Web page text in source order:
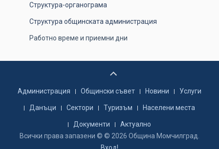
Структура-органограма
Структура общинската администрация
Работно време и приемни дни
Администрация Общински съвет Новини Услуги
Данъци Сектори Туризъм Населени места
Документи
Актуално
Всички права запазени © © 2026 Община Момчилград.
Вход!